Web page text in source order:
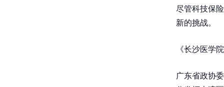
尽管科技保
新的挑战。
《长沙医学
广东省政协